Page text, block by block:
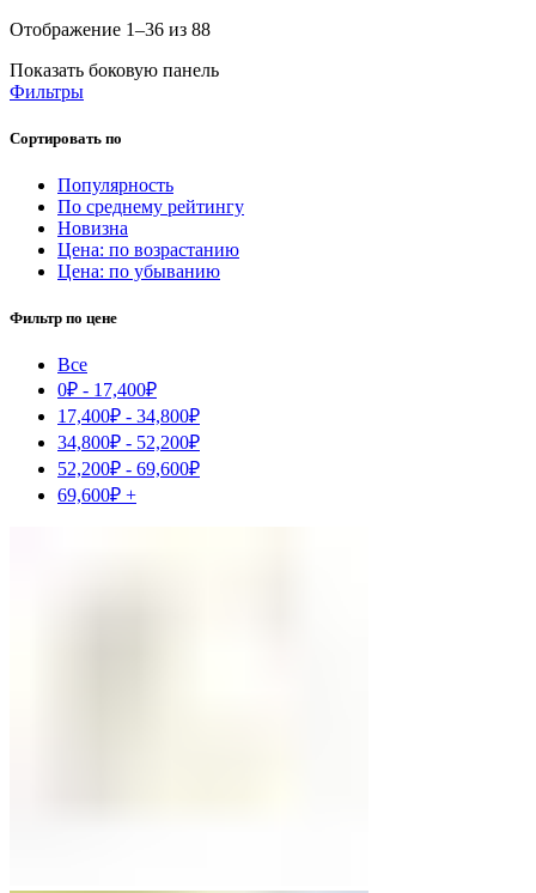
Отображение 1–36 из 88
Показать боковую панель
Фильтры
Сортировать по
Популярность
По среднему рейтингу
Новизна
Цена: по возрастанию
Цена: по убыванию
Фильтр по цене
Все
0₽ - 17,400₽
17,400₽ - 34,800₽
34,800₽ - 52,200₽
52,200₽ - 69,600₽
69,600₽ +